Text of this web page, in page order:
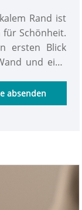
Rand ist
Schönheit.
ersten Blick
und eine
Rippen sind
Ästhetik
absenden